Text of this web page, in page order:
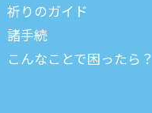
祈りのガイド
諸⼿続
こんなことで困ったら？